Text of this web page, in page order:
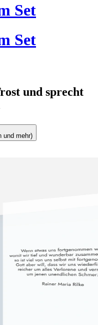
Set
Set
und sprecht
und mehr)